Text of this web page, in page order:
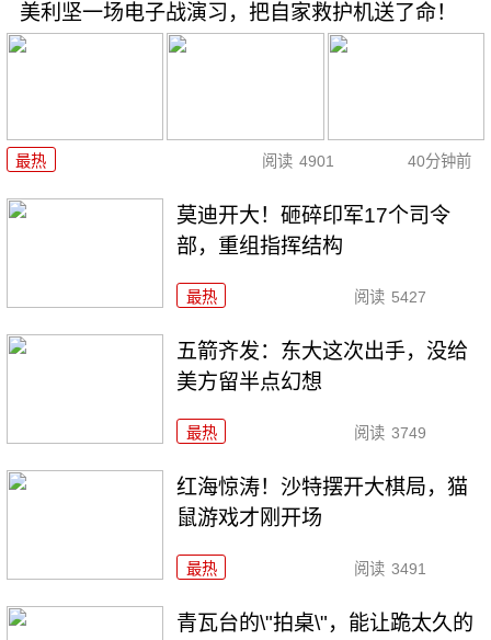
美利坚一场电子战演习，把自家救护机送了命！
最热 阅读 4901 40分钟前
莫迪开大！砸碎印军17个司令
部，重组指挥结构
最热 阅读 5427
五箭齐发：东大这次出手，没给
美方留半点幻想
最热 阅读 3749
红海惊涛！沙特摆开大棋局，猫
鼠游戏才刚开场
最热 阅读 3491
青瓦台的\"拍桌\"，能让跪太久的